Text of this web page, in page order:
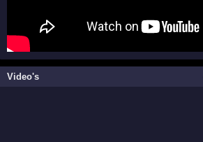
Video's